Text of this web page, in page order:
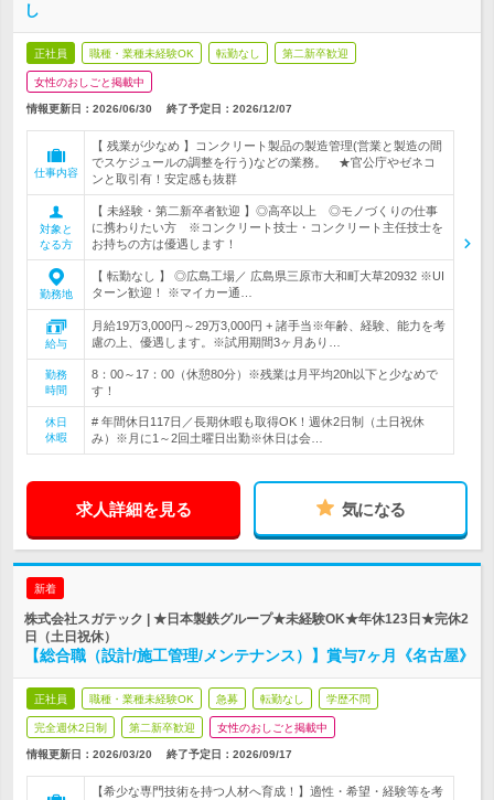
し
正社員 職種・業種未経験OK 転勤なし 第二新卒歓迎
女性のおしごと掲載中
情報更新日：2026/06/30 終了予定日： 2026/12/07
仕事内容
【 残業が少なめ 】コンクリート製品の製造管理(営業と製造の間
でスケジュールの調整を行う)などの業務。 ★官公庁やゼネコ
ンと取引有！安定感も抜群
対象と
なる方
【 未経験・第二新卒者歓迎 】◎高卒以上 ◎モノづくりの仕事
に携わりたい方 ※コンクリート技士・コンクリート主任技士を
お持ちの方は優遇します！
勤務地
【 転勤なし 】 ◎広島工場／ 広島県三原市大和町大草20932 ※UI
ターン歓迎！ ※マイカー通…
給与
月給19万3,000円～29万3,000円 + 諸手当※年齢、経験、能力を考
慮の上、優遇します。※試用期間3ヶ月あり…
勤務
時間
8：00～17：00（休憩80分）※残業は月平均20h以下と少なめで
す！
休日
休暇
# 年間休日117日／長期休暇も取得OK！週休2日制（土日祝休
み）※月に1～2回土曜日出勤※休日は会…
求人詳細を見る 気になる
新着
株式会社スガテック | ★日本製鉄グループ★未経験OK★年休123日★完休2
日（土日祝休）
【総合職（設計/施工管理/メンテナンス）】賞与7ヶ月《名古屋》
正社員 職種・業種未経験OK 急募 転勤なし 学歴不問
完全週休2日制 第二新卒歓迎 女性のおしごと掲載中
情報更新日：2026/03/20 終了予定日： 2026/09/17
【希少な専門技術を持つ人材へ育成！】適性・希望・経験等を考